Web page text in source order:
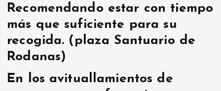
Recomendando estar con tiempo
más que suficiente para su
recogida. (plaza Santuario de
Rodanas)
En los avituallamientos de